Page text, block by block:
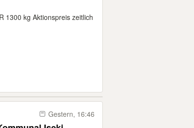
1300 kg Aktionspreis zeitlich
Gestern, 16:46